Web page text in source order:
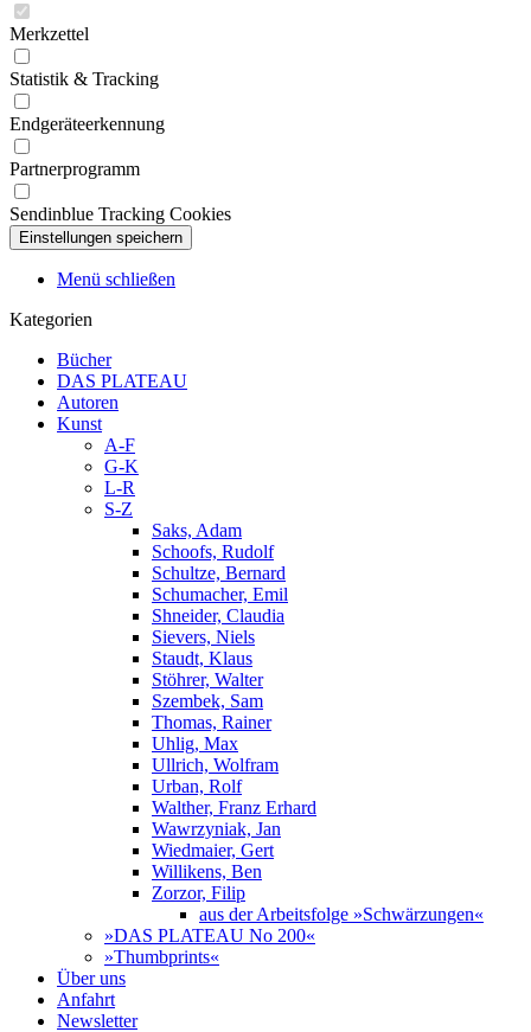
Merkzettel
Statistik & Tracking
Endgeräteerkennung
Partnerprogramm
Sendinblue Tracking Cookies
Menü schließen
Kategorien
Bücher
DAS PLATEAU
Autoren
Kunst
A-F
G-K
L-R
S-Z
Saks, Adam
Schoofs, Rudolf
Schultze, Bernard
Schumacher, Emil
Shneider, Claudia
Sievers, Niels
Staudt, Klaus
Stöhrer, Walter
Szembek, Sam
Thomas, Rainer
Uhlig, Max
Ullrich, Wolfram
Urban, Rolf
Walther, Franz Erhard
Wawrzyniak, Jan
Wiedmaier, Gert
Willikens, Ben
Zorzor, Filip
aus der Arbeitsfolge »Schwärzungen«
»DAS PLATEAU No 200«
»Thumbprints«
Über uns
Anfahrt
Newsletter